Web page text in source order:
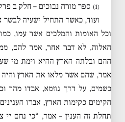
(1)
ספר מורה נבוכים – חלק ב
ועוד, כאשר התחיל ישעיה לבשר
וכל האומות והמלכים אשר עמו,
האלוה, לא דבר אחר, אמר להם,
ההם ובלתה הארץ ההיא וימת מי
אמר, שהם אשר מלאו את הארץ והיה
כשמים, על דרך גוזמא, אבדו מהר
הקימים כקימות הארץ, אבדו
תחלת זה הענין – אמר, “כי נחם יי